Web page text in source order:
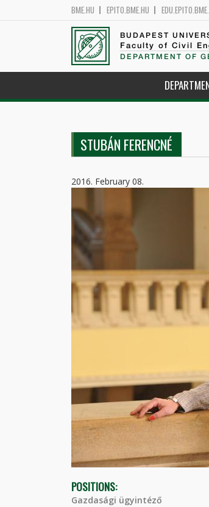
BME.HU EPITO.BME.HU
BUDAPEST
Faculty of Civil
DEPARTMENT OF
STUBÁN FERENCNÉ
2016. February 08.
POSITIONS:
Gazdasági ügyintéző